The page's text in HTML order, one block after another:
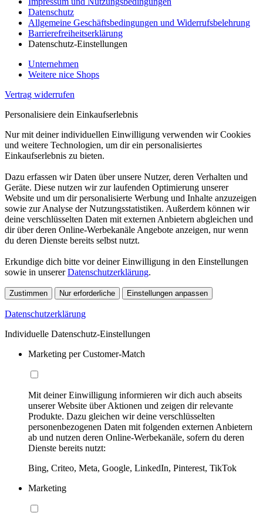
Datenschutz
Allgemeine Geschäftsbedingungen und Widerrufsbelehrung
Barrierefreiheitserklärung
Datenschutz-Einstellungen
Unternehmen
Weitere nice Shops
Vertrag widerrufen
Personalisiere dein Einkaufserlebnis
Nur mit deiner individuellen Einwilligung verwenden wir Cookies
und weitere Technologien, um dir ein personalisiertes
Einkaufserlebnis zu bieten.
Dazu erfassen wir Daten über unsere Nutzer, deren Verhalten und
Geräte. Diese nutzen wir zur laufenden Optimierung unserer
Website und um dir personalisierte Werbung und Inhalte anzuzeigen
sowie zur Analyse der Nutzungsstatistiken. Außerdem können wir
deine verschlüsselten Daten mit externen Anbietern abgleichen und
dir über deren Online-Werbekanäle Angebote anzeigen, nur wenn
du deren Dienste bereits selbst nutzt.
Erkundige dich bitte vor deiner Einwilligung in den Einstellungen
sowie in unsererDatenschutzerklärung.
Zustimmen Nur erforderliche Einstellungen anpassen
Datenschutzerklärung
Individuelle Datenschutz-Einstellungen
Marketing per Customer-Match
Mit deiner Einwilligung informieren wir dich auch abseits
unserer Website über Aktionen und zeigen dir relevante
Produkte. Dazu gleichen wir deine verschlüsselten
personenbezogenen Daten mit folgenden externen Anbietern
ab und nutzen deren Online-Werbekanäle, sofern du deren
Dienste bereits nutzt:
Bing, Criteo, Meta, Google, LinkedIn, Pinterest, TikTok
Marketing